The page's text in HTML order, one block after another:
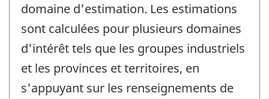
domaine d'estimation. Les estimations
sont calculées pour plusieurs domaines
d'intérêt tels que les groupes industriels
et les provinces et territoires, en
s'appuyant sur les renseignements de